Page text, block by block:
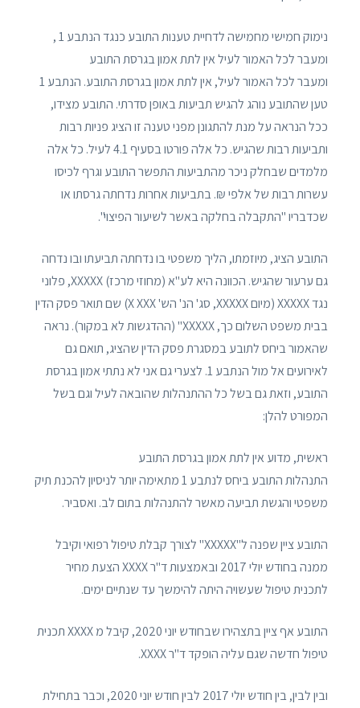
נימוק חמישי מחמישה לדחיית טענות התובע כנגד הנתבע 1 ,
ומעבר לכל האמור לעיל אין לתת אמון בגרסת התובע
ומעבר לכל האמור לעיל, אין לתת אמון בגרסת התובע. הנתבע 1
טען שהתובע נוהג להגיש תביעות באופן סדרתי. התובע מצידו,
ככל הנראה על מנת להתגונן מפני טענה זו הציג פניות רבות
ותביעות רבות שהגיש. כל אלה פורטו בסעיף 4.1 לעיל. כל אלה
מלמדים שבחלק ניכר מהתביעות התפשר התובע וגרף לכיסו
עשרות רבות של אלפי ₪. בתביעות אחרות נדחתה גרסתו או
שכדבריו "התקבלה בחלקה באשר לשיעור הפיצוי".
התובע הציג, מיוזמתו, הליך משפטי בו נדחתה תביעתו ובו נדחה
גם ערעור שהגיש. הכוונה היא לע"א (מחוזי מרכז) XXXXX, פלוני
נגד XXXXX (מיום XXXXX, סג' הנ' הש' X XXX) שם תואר פסק הדין
בבית משפט השלום כך, XXXXX" (ההדגשות לא במקור). נראה
שהאמור ביחס לתובע במסגרת פסק הדין שהציג, תואם גם
לאירועים אל מול הנתבע 1. לצערי גם אני לא נתתי אמון בגרסת
התובע, וזאת גם בשל כל ההתנהלות שהובאה לעיל וגם בשל
המפורט להלן:
ראשית, מדוע אין לתת אמון בגרסת התובע
התנהלות התובע ביחס לנתבע 1 מתאימה יותר לניסיון להכנת תיק
משפטי והגשת תביעה מאשר להתנהלות בתום לב. ואסביר.
התובע ציין שפנה ל"XXXXX" לצורך קבלת טיפול רפואי וקיבל
ממנה בחודש יולי 2017 ובאמצעות ד"ר XXXX הצעת מחיר
לתכנית טיפול שעשויה היתה להימשך עד שנתיים ימים.
התובע אף ציין בתצהירו שבחודש יוני 2020, קיבל מ XXXX תכנית
טיפול חדשה שגם עליה הופקד ד"ר XXXX.
ובין לבין, בין חודש יולי 2017 לבין חודש יוני 2020, וכבר בתחילת